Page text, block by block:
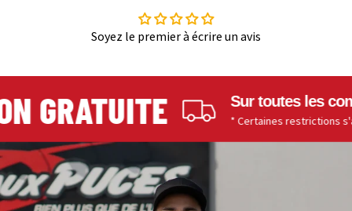
Soyez le premier à écrire un avis
GRATUITE Sur toutes les
* Certaines restrictions